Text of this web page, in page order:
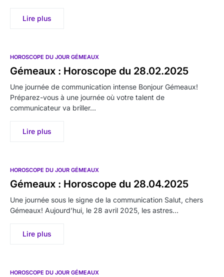
Lire plus
HOROSCOPE DU JOUR GÉMEAUX
Gémeaux : Horoscope du 28.02.2025
Une journée de communication intense Bonjour Gémeaux!
Préparez-vous à une journée où votre talent de
communicateur va briller…
Lire plus
HOROSCOPE DU JOUR GÉMEAUX
Gémeaux : Horoscope du 28.04.2025
Une journée sous le signe de la communication Salut, chers
Gémeaux! Aujourd’hui, le 28 avril 2025, les astres…
Lire plus
HOROSCOPE DU JOUR GÉMEAUX